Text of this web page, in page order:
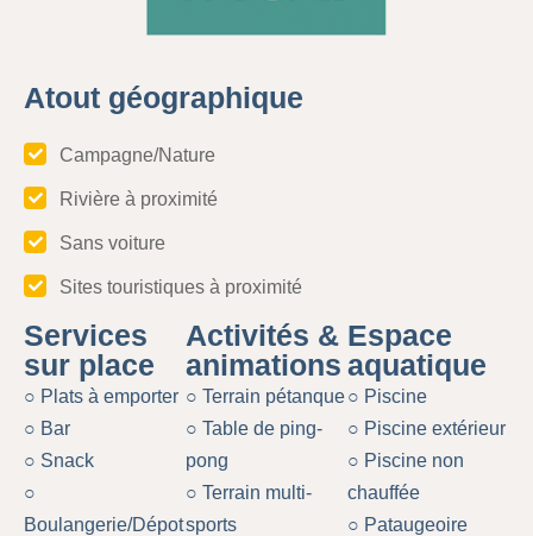
Atout géographique
Campagne/Nature
Rivière à proximité
Sans voiture
Sites touristiques à proximité
Services
sur place
○ Plats à emporter
○ Bar
○ Snack
○
Boulangerie/Dépot
Activités &
animations
○ Terrain pétanque
○ Table de ping-
pong
○ Terrain multi-
sports
Espace
aquatique
○ Piscine
○ Piscine extérieur
○ Piscine non
chauffée
○ Pataugeoire